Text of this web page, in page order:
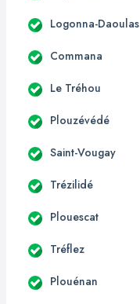
Logonna-Daoulas
Commana
Le Tréhou
Plouzévédé
Saint-Vougay
Trézilidé
Plouescat
Tréflez
Plouénan